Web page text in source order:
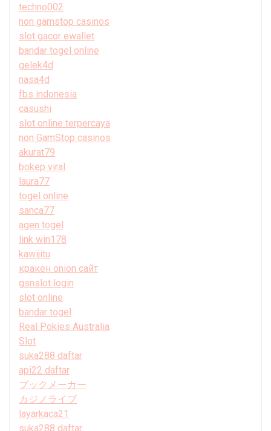
techno002
non gamstop casinos
slot gacor ewallet
bandar togel online
gelek4d
nasa4d
fbs indonesia
casushi
slot online terpercaya
non GamStop casinos
akurat79
bokep viral
laura77
togel online
sanca77
agen togel
link win178
kawijitu
кракен onion сайт
gsnslot login
slot online
bandar togel
Real Pokies Australia
Slot
suka288 daftar
api22 daftar
ブックメーカー
カジノライブ
layarkaca21
suka288 daftar